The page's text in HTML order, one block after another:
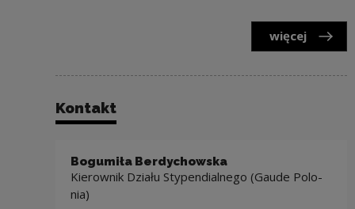
więcej
Kontakt
Bogumiła Ber­dy­chow­ska
Kie­row­nik Dzia­łu Stypendialnego (Gaude Po­lo­
nia)